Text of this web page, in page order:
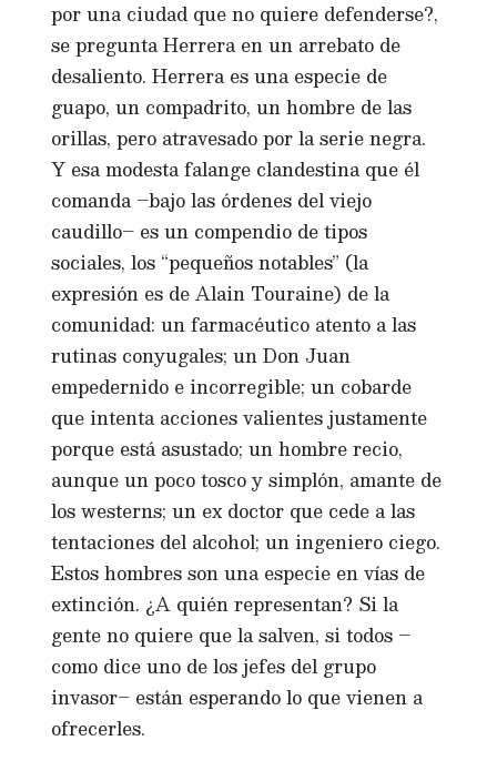
por una ciudad que no quiere defenderse?,
se pregunta Herrera en un arrebato de
desaliento. Herrera es una especie de
guapo, un compadrito, un hombre de las
orillas, pero atravesado por la serie negra.
Y esa modesta falange clandestina que él
comanda –bajo las órdenes del viejo
caudillo– es un compendio de tipos
sociales, los “pequeños notables” (la
expresión es de Alain Touraine) de la
comunidad: un farmacéutico atento a las
rutinas conyugales; un Don Juan
empedernido e incorregible; un cobarde
que intenta acciones valientes justamente
porque está asustado; un hombre recio,
aunque un poco tosco y simplón, amante de
los westerns; un ex doctor que cede a las
tentaciones del alcohol; un ingeniero ciego.
Estos hombres son una especie en vías de
extinción. ¿A quién representan? Si la
gente no quiere que la salven, si todos –
como dice uno de los jefes del grupo
invasor– están esperando lo que vienen a
ofrecerles.